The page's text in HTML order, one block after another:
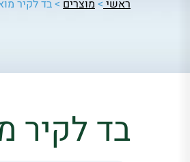
ראשי > מוצרים >בד לקיר מואר 200/
בד לקיר מואר